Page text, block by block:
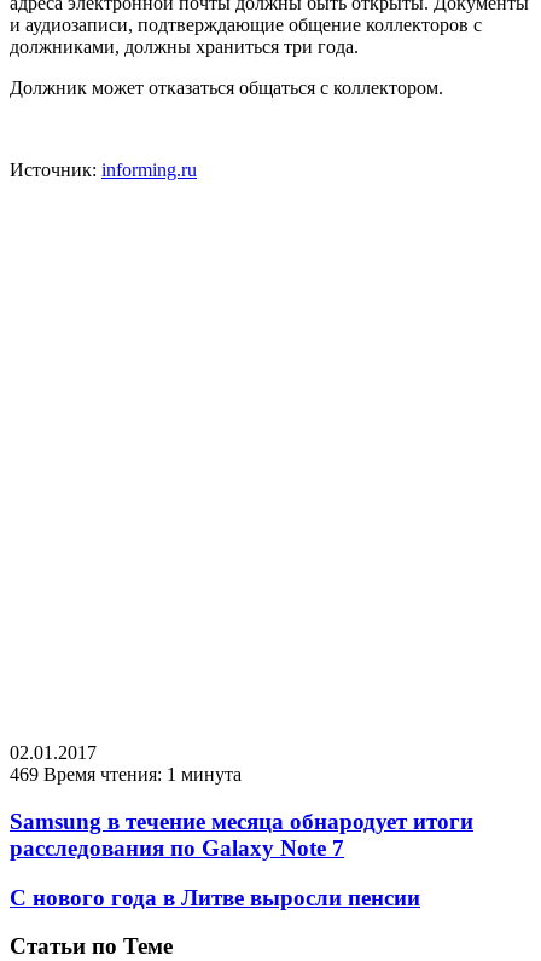
и аудиозаписи, подтверждающие общение коллекторов с
должниками, должны храниться три года.
Должник может отказаться общаться с коллектором.
Источник: informing.ru
02.01.2017
469 Время чтения: 1 минута
Samsung в течение месяца обнародует итоги
расследования по Galaxy Note 7
С нового года в Литве выросли пенсии
Статьи по Теме